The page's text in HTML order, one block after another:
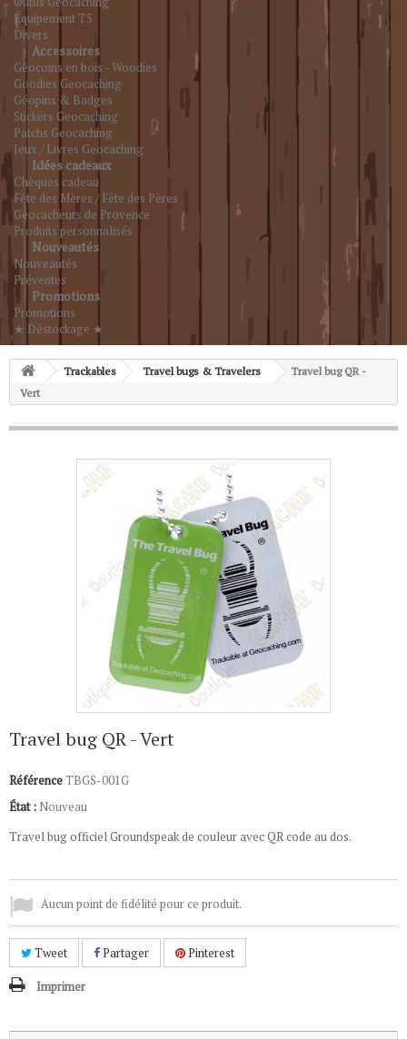
Équipement T5
Divers
Accessoires
Géocoins en bois - Woodies
Goodies Geocaching
Géopins & Badges
Stickers Geocaching
Patchs Geocaching
Jeux / Livres Geocaching
Idées cadeaux
Chèques cadeau
Fête des Mères / Fête des Pères
Géocacheurs de Provence
Produits personnalisés
Nouveautés
Nouveautés
Préventes
Promotions
Promotions
★ Déstockage ★
Trackables Travel bugs & Travelers
Travel bug QR -
Vert
Travel bug QR - Vert
RéférenceTBGS-001G
État : Nouveau
Travel bug officiel Groundspeak de couleur avec QR code au dos.
Aucun point de fidélité pour ce produit.
Tweet Partager Pinterest
Imprimer